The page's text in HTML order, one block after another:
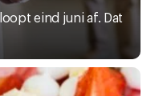
eind juni af. Dat